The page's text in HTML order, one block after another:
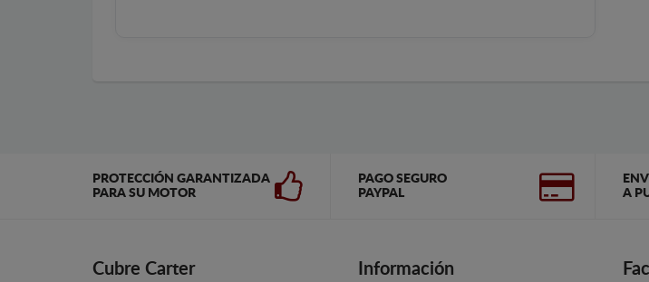
PROTECCIÓN GARANTIZADA
PARA SU MOTOR
PAGO SEGURO
PAYPAL
A
Cubre Carter Información